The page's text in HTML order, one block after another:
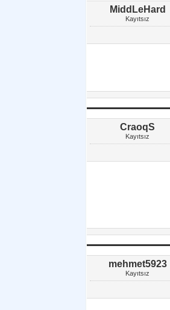
MiddLeHard
Kayıtsız
CraoqS
Kayıtsız
mehmet5923
Kayıtsız